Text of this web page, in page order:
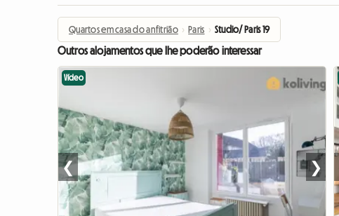
Quartos em casa do anfitrião › Paris › Studio/ Paris 19
Outros alojamentos que lhe poderão interessar
Vídeo
❮ ❯